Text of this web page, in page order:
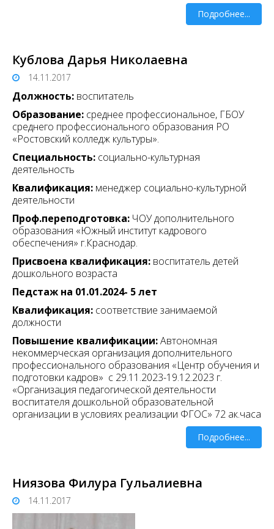
Подробнее...
Кублова Дарья Николаевна
14.11.2017
Должность: воспитатель
Образование: среднее профессиональное, ГБОУ
среднего профессионального образования РО
«Ростовский колледж культуры».
Специальность: социально-культурная
деятельность
Квалификация: менеджер социально-культурной
деятельности
Проф.переподготовка: ЧОУ дополнительного
образования «Южный институт кадрового
обеспечения» г.Краснодар.
Присвоена квалификация: воспитатель детей
дошкольного возраста
Педстаж на 01.01.2024- 5 лет
Квалификация: соответствие занимаемой
должности
Повышение квалификации:Автономная
некоммерческая организация дополнительного
профессионального образования «Центр обучения и
подготовки кадров» с 29.11.2023-19.12.2023 г.
«Организация педагогической деятельности
воспитателя дошкольной образовательной
организации в условиях реализации ФГОС» 72 ак.часа
Подробнее...
Ниязова Филура Гульалиевна
14.11.2017